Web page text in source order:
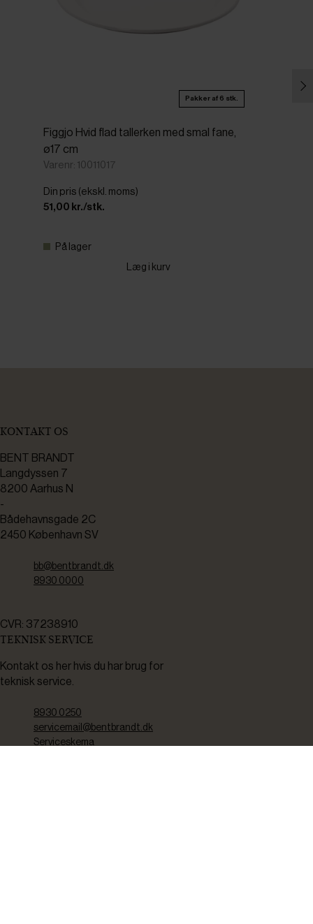
Pakker af 6 stk.
Figgjo Hvid flad tallerken med smal fane,
ø17 cm
Varenr: 10011017
Din pris (ekskl. moms)
51,00 kr./stk.
På lager
Læg i kurv
KONTAKT OS
BENT BRANDT
Langdyssen 7
8200 Aarhus N
-
Bådehavnsgade 2C
2450 København SV
bb@bentbrandt.dk
8930 0000
CVR: 37238910
TEKNISK SERVICE
Kontakt os her hvis du har brug for
teknisk service.
8930 0250
servicemail@bentbrandt.dk
Serviceskema